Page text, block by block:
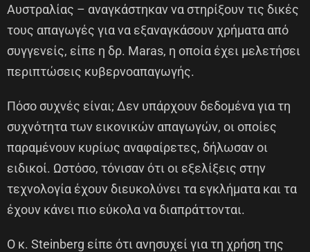
Αυστραλίας – αναγκάστηκαν να στηρίξουν τις δικές
τους απαγωγές για να εξαναγκάσουν χρήματα από
συγγενείς, είπε η δρ. Maras, η οποία έχει μελετήσει
περιπτώσεις κυβερνοαπαγωγής.
Πόσο συχνές είναι; Δεν υπάρχουν δεδομένα για τη
συχνότητα των εικονικών απαγωγών, οι οποίες
παραμένουν κυρίως αναφαίρετες, δήλωσαν οι
ειδικοί. Ωστόσο, τόνισαν ότι οι εξελίξεις στην
τεχνολογία έχουν διευκολύνει τα εγκλήματα και τα
έχουν κάνει πιο εύκολα να διαπράττονται.
Ο κ. Steinberg είπε ότι ανησυχεί για τη χρήση της